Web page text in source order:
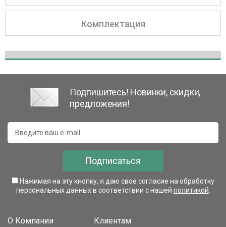
Комплектация
Подпишитесь! Новинки, скидки,
предложения!
Подписаться
Нажимая на эту кнопку, я даю свое согласие на обработку
персональных данных в соответствии с нашей политикой
О Компании
Клиентам